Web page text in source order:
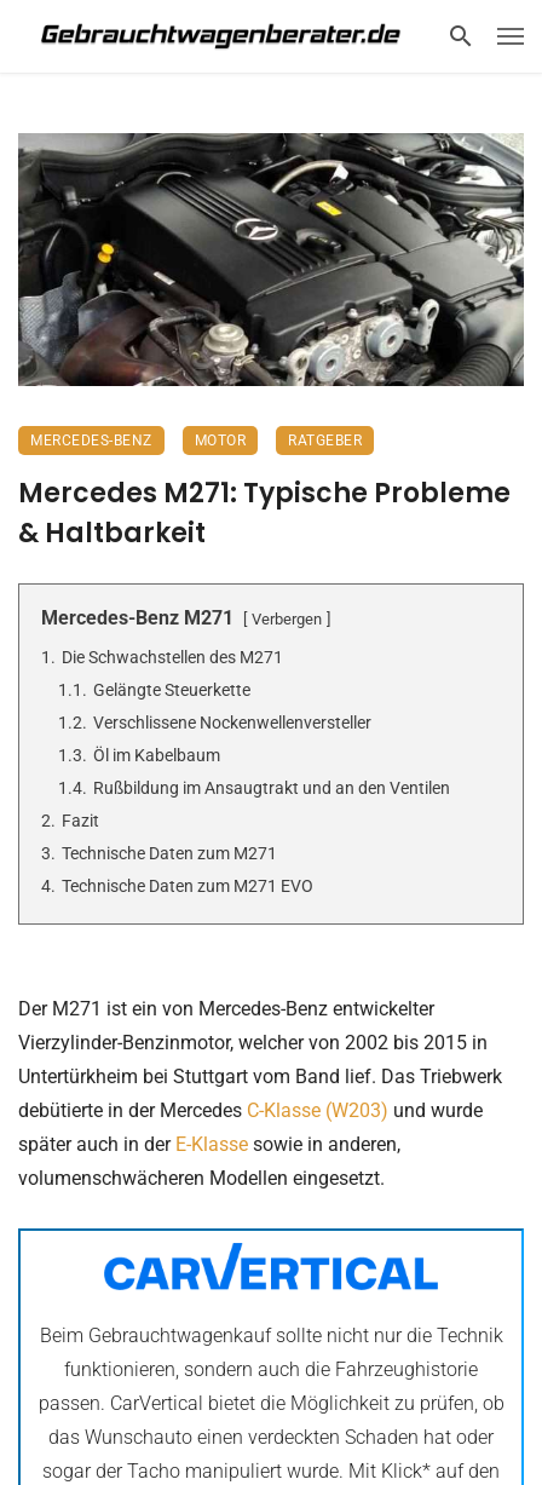
MERCEDES-BENZ MOTOR RATGEBER
Mercedes M271: Typische Probleme
& Haltbarkeit
Mercedes-Benz M271 Verbergen
1. Die Schwachstellen des M271
1.1. Gelängte Steuerkette
1.2. Verschlissene Nockenwellenversteller
1.3. Öl im Kabelbaum
1.4. Rußbildung im Ansaugtrakt und an den Ventilen
2. Fazit
3. Technische Daten zum M271
4. Technische Daten zum M271 EVO
Der M271 ist ein von Mercedes-Benz entwickelter
Vierzylinder-Benzinmotor, welcher von 2002 bis 2015 in
Untertürkheim bei Stuttgart vom Band lief. Das Triebwerk
debütierte in der Mercedes C-Klasse (W203) und wurde
später auch in der E-Klasse sowie in anderen,
volumenschwächeren Modellen eingesetzt.
Beim Gebrauchtwagenkauf sollte nicht nur die Technik
funktionieren, sondern auch die Fahrzeughistorie
passen. CarVertical bietet die Möglichkeit zu prüfen, ob
das Wunschauto einen verdeckten Schaden hat oder
sogar der Tacho manipuliert wurde. Mit Klick* auf den